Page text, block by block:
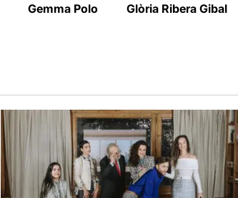
Gemma Polo Glòria Ribera Gibal